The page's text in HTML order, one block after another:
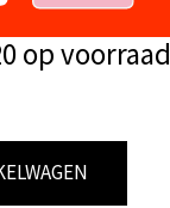
op voorraad